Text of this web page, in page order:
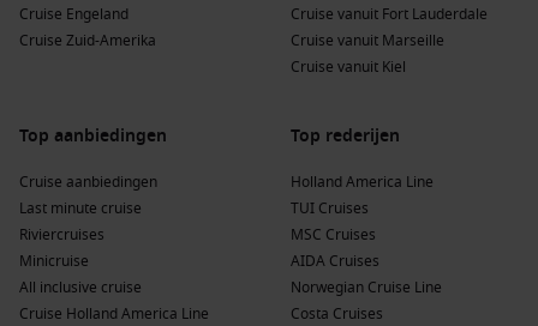
Cruise Engeland
Cruise Zuid-Amerika
Cruise vanuit Fort Lauderdale
Cruise vanuit Marseille
Cruise vanuit Kiel
Top aanbiedingen
Cruise aanbiedingen
Last minute cruise
Riviercruises
Minicruise
All inclusive cruise
Cruise Holland America Line
Top rederijen
Holland America Line
TUI Cruises
MSC Cruises
AIDA Cruises
Norwegian Cruise Line
Costa Cruises